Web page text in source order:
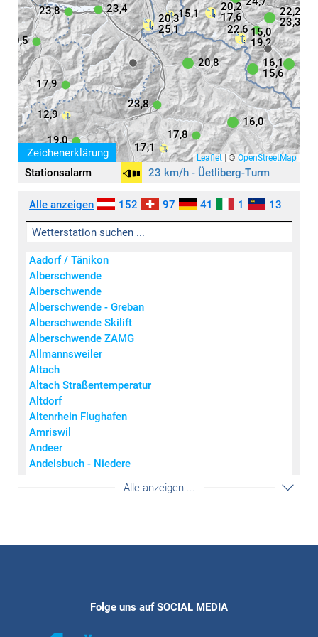
Zeichenerklärung
15,1
17,1
12,9
19,0
20,5
23,8
17,9
17,8
23,8
22,6
23,4
20,8
16,0
16,1
15,6
20,2
17,6
20,3
25,1
15,0
19,2
22,2
23,3
Leaflet © OpenStreetMap
Stationsalarm
23 km/h - Üetliberg-Turm
Aktivität
keine / wenig
leicht
mäßig
sehr stark
extrem stark
Symbole
Wind(km/h)
< 7
7 - 14
15 - 27
45 - 73
Regen
15,1 - 60
Alle anzeigen 152 97 41 1 13
Aadorf / Tänikon
Alberschwende
Alberschwende
Alberschwende - Greban
Alberschwende Skilift
Alberschwende ZAMG
Allmannsweiler
Altach
Altach Straßentemperatur
Altdorf
Altenrhein Flughafen
Amriswil
Andeer
Andelsbuch - Niedere
Balingen-Bronnhaupten
Bartholomäberg
Alle anzeigen ... Akkordeon auf-/
Folge uns auf SOCIAL MEDIA